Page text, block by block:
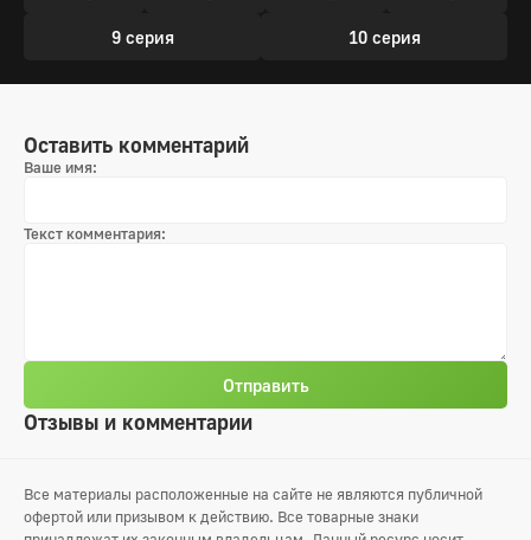
9 серия 10 серия
Отзывы и комментарии
Оставить комментарий
Ваше имя:
Текст комментария:
Отправить
Все материалы расположенные на сайте не являются публичной
офертой или призывом к действию. Все товарные знаки